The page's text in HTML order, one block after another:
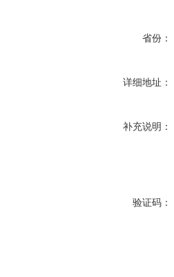
省份：
详细地址：
补充说明：
验证码：